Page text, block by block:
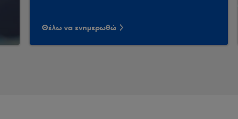
Θέλω να ενημερωθώ